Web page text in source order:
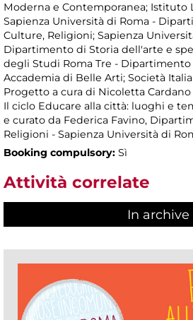
Moderna e Contemporanea; Istituto
Sapienza Università di Roma -
Culture, Religioni; Sapienza
Dipartimento di Storia dell'arte e
degli Studi Roma Tre -
Accademia di Belle Arti; Società
Progetto a cura di Nicoletta Cardano
Il ciclo Educare alla città: luoghi e
e curato da Federica Favino,
Religioni - Sapienza Università di
Booking compulsory: Sì
Attività correlate
In archive